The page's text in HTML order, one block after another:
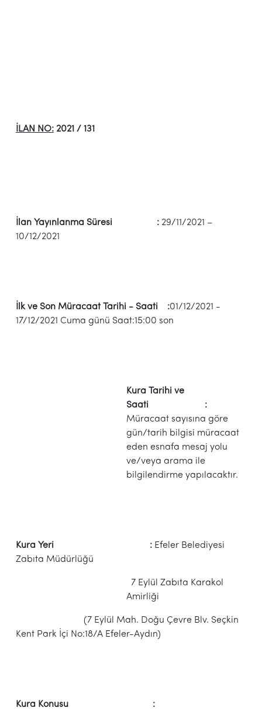
İLAN NO: 2021 / 131
İlan Yayınlanma Süresi : 29/11/2021 –
10/12/2021
İlk ve Son Müracaat Tarihi - Saati :01/12/2021 -
17/12/2021 Cuma günü Saat:15:00 son
Kura Tarihi ve
Saati :
Müracaat sayısına göre
gün/tarih bilgisi müracaat
eden esnafa mesaj yolu
ve/veya arama ile
bilgilendirme yapılacaktır.
Kura Yeri : Efeler Belediyesi
Zabıta Müdürlüğü
7 Eylül Zabıta Karakol
Amirliği
(7 Eylül Mah. Doğu Çevre Blv. Seçkin
Kent Park İçi No:18/A Efeler-Aydın)
Kura Konusu :